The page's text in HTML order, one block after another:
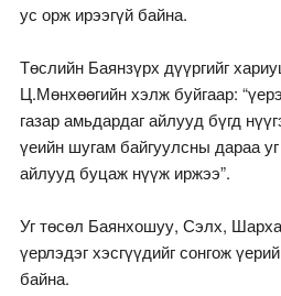
ус орж ирээгүй байна.
Төслийн Баянзүрх дүүргийг
Ц.Мөнхөөгийн хэлж буйгаар:
газар амьдардаг айлууд бүгд
үеийн шугам байгуулсны дараа
айлууд буцаж нүүж иржээ”.
Уг төсөл Баянхошуу, Сэлх,
үерлэдэг хэсгүүдийг сонгож
байна.